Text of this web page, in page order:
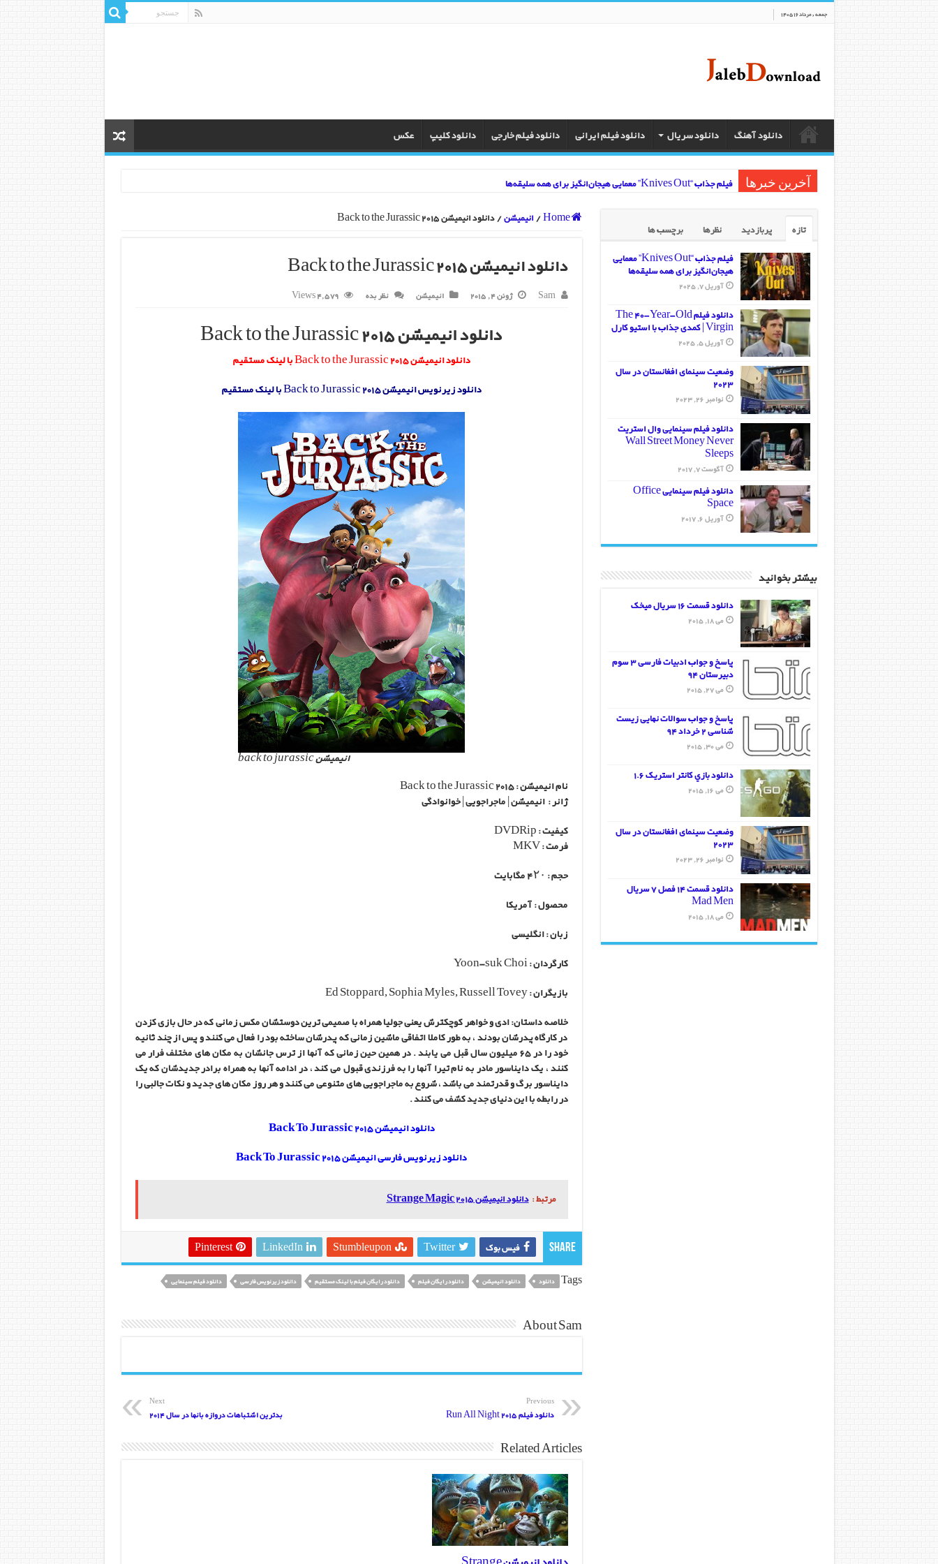
جمعه , مرداد 16 1405
دانلود آهنگ دانلود سریال دانلود فیلم ایرانی دانلود فیلم خارجی دانلود کلیپ عکس
آخرین خبرها
فیلم جذاب “Knives Out” معمایی هیجان‌انگیز برای همه سلیقه‌ها
Home
/انیمیشن/دانلود انیمیشن Back to the Jurassic 2015
دانلود انیمیشن Back to the Jurassic 2015
Sam ژوئن 4, 2015 انیمیشن نظر بده 4,579 Views
دانلود انیمیشن Back to the Jurassic 2015
دانلود انیمیشن Back to the Jurassic 2015 با لینک مستقیم
دانلود زیرنویس انیمیشن Back to Jurassic 2015 با لینک مستقیم
انیمیشن back to jurassic
نام انیمیشن : Back to the Jurassic 2015
ژانر : انیمیشن | ماجراجویی | خوانوادگی
کیفیت : DVDRip
فرمت : MKV
حجم : ۴۲۰ مگابایت
محصول : آمریکا
زبان : انگلیسی
کارگردان : Yoon-suk Choi
بازيگران : Ed Stoppard, Sophia Myles, Russell Tovey
خلاصه داستان: ادی و خواهر کوچکترش یعنی جولیا همراه با صمیمی ترین دوستشان مکس زمانی که در حال بازی کزدن
در کارگاه پدرشان بودند ، به طور کاملا اتفاقی ماشین زمانی که پدرشان ساخته بود را فعال می کنند و پس از چند ثانیه
خود را در 65 میلیون سال قبل می یابند . در همین حین زمانی که آنها از ترس جانشان به مکان های مختلف فرار می
کنند ، یک دایناسور مادر به نام تیرا آنها را به فرزندی قبول می کند ، در ادامه آنها به همراه برادر جدیدشان که یک
دایناسور برگ و قدرتمند می باشد ، شروع به ماجراجویی های متنوعی می کنند و هر روز مکان های جدید و نکات جالبی را
در رابطه با این دنیای جدید کشف می کنند .
دانلود انیمیشن Back To Jurassic 2015
دانلود زیرنویس فارسی انیمیشن Back To Jurassic 2015
مرتبط : دانلود انیمیشن Strange Magic 2015
Share فیس بوک Twitter
Stumbleupon
LinkedIn
Pinterest
Tags دانلود دانلود انیمیشن دانلود رایگان فیلم دانلود رایگان فیلم با لینک مستقیم دانلود زیرنویس فارسی دانلود فیلم سینمایی
About Sam
Previous
دانلود فیلم Run All Night 2015
Next
بدترین اشتباهات دروازه بانها در سال 2014
Related Articles
تازه پربازدید نظرها
برچسب ها
فیلم جذاب “Knives Out” معمایی
هیجان‌انگیز برای همه سلیقه‌ها
آوریل 7, 2025
دانلود فیلم The 40-Year-Old
Virgin | کمدی جذاب با استیو کارل
آوریل 5, 2025
وضعیت سینمای افغانستان در سال
2023
نوامبر 26, 2023
دانلود فیلم سینمایی وال استریت
Wall Street Money Never
Sleeps
آگوست 7, 2017
دانلود فیلم سینمایی Office
Space
آوریل 6, 2017
بیشتر بخوانید
دانلود قسمت 16 سریال میخک
می 18, 2015
پاسخ و جواب ادبیات فارسی 3 سوم
دبیرستان 94
می 27, 2015
پاسخ و جواب سوالات نهایی زیست
شناسی 2 خرداد 94
می 30, 2015
دانلود بازي کانتر استريک 1.6
می 16, 2015
وضعیت سینمای افغانستان در سال
2023
نوامبر 26, 2023
دانلود قسمت 14 فصل 7 سریال
Mad Men
می 18, 2015